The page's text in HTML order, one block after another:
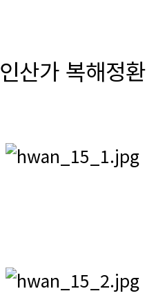
인산가 복해정환